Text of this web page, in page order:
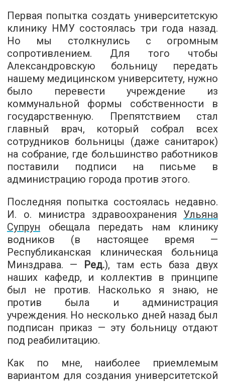
Первая попытка создать университетскую
клинику НМУ состоялась три года назад.
Но мы столкнулись с огромным
сопротивлением. Для того чтобы
Александровскую больницу передать
нашему медицинском университету, нужно
было перевести учреждение из
коммунальной формы собственности в
государственную. Препятствием стал
главный врач, который собрал всех
сотрудников больницы (даже санитарок)
на собрание, где большинство работников
поставили подписи на письме в
администрацию города против этого.
Последняя попытка состоялась недавно.
И. о. министра здравоохранения Ульяна
Супрун обещала передать нам клинику
водников (в настоящее время —
Республиканская клиническая больница
Минздрава. — Ред.), там есть база двух
наших кафедр, и коллектив в принципе
был не против. Насколько я знаю, не
против была и администрация
учреждения. Но несколько дней назад был
подписан приказ — эту больницу отдают
под реабилитацию.
Как по мне, наиболее приемлемым
вариантом для создания университетской